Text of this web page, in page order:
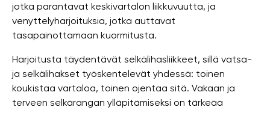
jotka parantavat keskivartalon liikkuvuutta, ja
venyttelyharjoituksia, jotka auttavat
tasapainottamaan kuormitusta.
Harjoitusta täydentävät selkälihasliikkeet, sillä vatsa-
ja selkälihakset työskentelevät yhdessä: toinen
koukistaa vartaloa, toinen ojentaa sitä. Vakaan ja
terveen selkärangan ylläpitämiseksi on tärkeää